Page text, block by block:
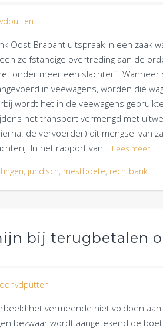
Oost-Brabant uitspraak in een zaak
zelfstandige overtreding aan de
onder meer een slachterij.
in veewagens, worden die
wordt het in de veewagens
het transport vermengd met
de vervoerder) dit mengsel van
In het rapport van… Lees meer
, juridisch, mestboete, rechtbank
bij terugbetalen
het vermeende niet voldoen
bezwaar wordt aangetekend de